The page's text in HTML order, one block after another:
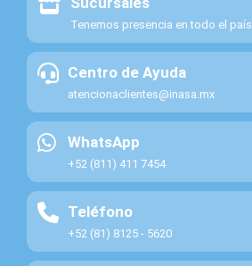
Tenemos presencia en todo el país.
Centro de Ayuda
atencionaclientes@inasa.mx
WhatsApp
+52 (811) 411 7454
Teléfono
+52 (81) 8125 - 5620